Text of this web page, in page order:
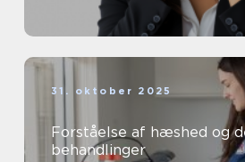
31. oktober 2025
Forståelse af hæshed og
behandlinger